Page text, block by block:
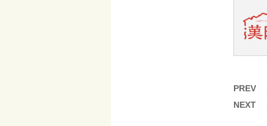
PREV
NEXT